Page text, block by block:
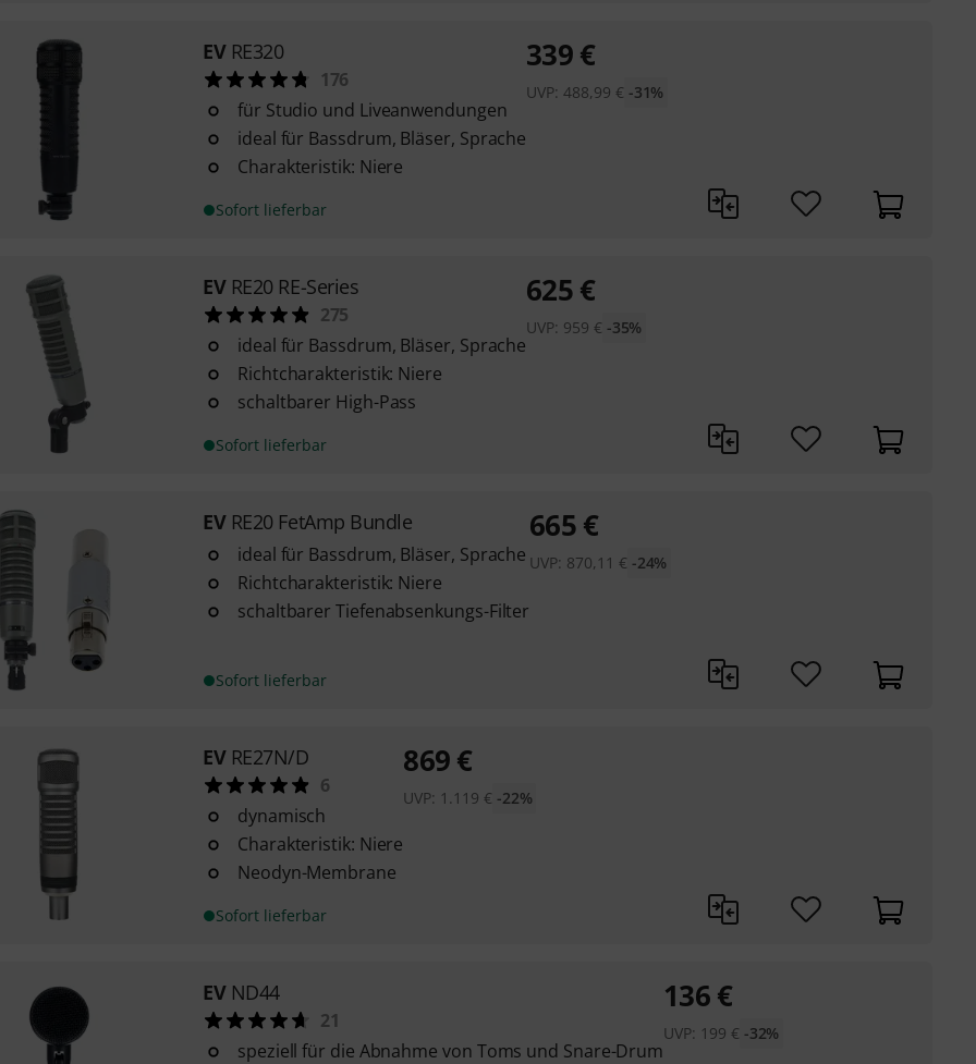
EV RE320
176
für Studio und Liveanwendungen
ideal für Bassdrum, Bläser, Sprache
Charakteristik: Niere
Sofort lieferbar
339 €
UVP:488,99 € -31%
EV RE20 RE-Series
275
ideal für Bassdrum, Bläser, Sprache
Richtcharakteristik: Niere
schaltbarer High-Pass
Sofort lieferbar
625 €
UVP: 959 € -35%
EV RE20 FetAmp Bundle
ideal für Bassdrum, Bläser, Sprache
Richtcharakteristik: Niere
schaltbarer Tiefenabsenkungs-Filter
Sofort lieferbar
665 €
UVP: 870,11 € -24%
EV RE27N/D
6
dynamisch
Charakteristik: Niere
Neodyn-Membrane
Sofort lieferbar
869€
UVP: 1.119 € -22%
EV ND44
21
speziell für die Abnahme von Toms und Snare-Drum
136 €
UVP: 199 € -32%